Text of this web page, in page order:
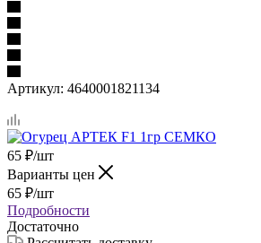
Артикул: 4640001821134
65 ₽/шт
Варианты цен
65 ₽/шт
Подробности
Достаточно